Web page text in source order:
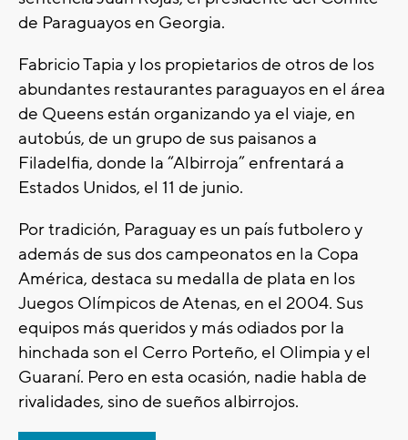
de Paraguayos en Georgia.
Fabricio Tapia y los propietarios de otros de los
abundantes restaurantes paraguayos en el área
de Queens están organizando ya el viaje, en
autobús, de un grupo de sus paisanos a
Filadelfia, donde la “Albirroja” enfrentará a
Estados Unidos, el 11 de junio.
Por tradición, Paraguay es un país futbolero y
además de sus dos campeonatos en la Copa
América, destaca su medalla de plata en los
Juegos Olímpicos de Atenas, en el 2004. Sus
equipos más queridos y más odiados por la
hinchada son el Cerro Porteño, el Olimpia y el
Guaraní. Pero en esta ocasión, nadie habla de
rivalidades, sino de sueños albirrojos.